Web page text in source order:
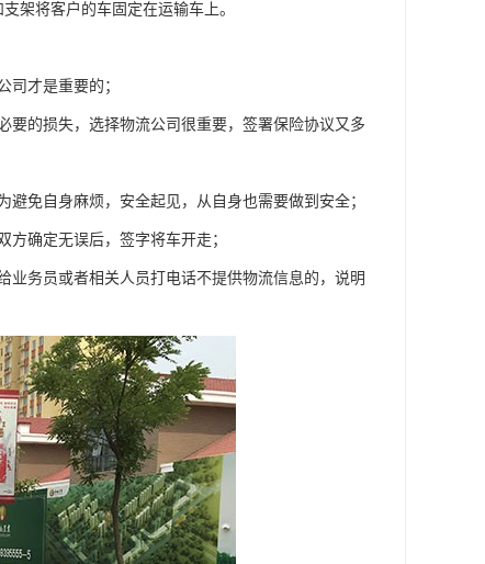
架将客户的车固定在运输车上。
司才是重要的；
要的损失，选择物流公司很重要，签署保险协议又多
免自身麻烦，安全起见，从自身也需要做到安全；
确定无误后，签字将车开走；
务员或者相关人员打电话不提供物流信息的，说明